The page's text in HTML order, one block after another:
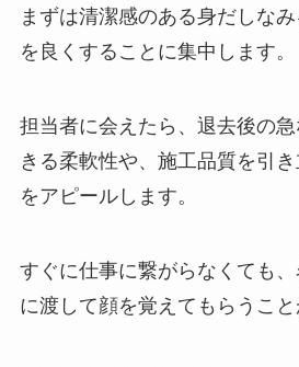
まずは清潔感のある身だしな
を良くすることに集中します。
担当者に会えたら、退去後の
きる柔軟性や、施工品質を引
をアピールします。
すぐに仕事に繋がらなくても
に渡して顔を覚えてもらうこと